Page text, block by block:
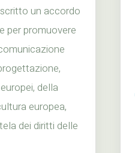
un accordo
per promuovere
della
europea,
dei diritti delle